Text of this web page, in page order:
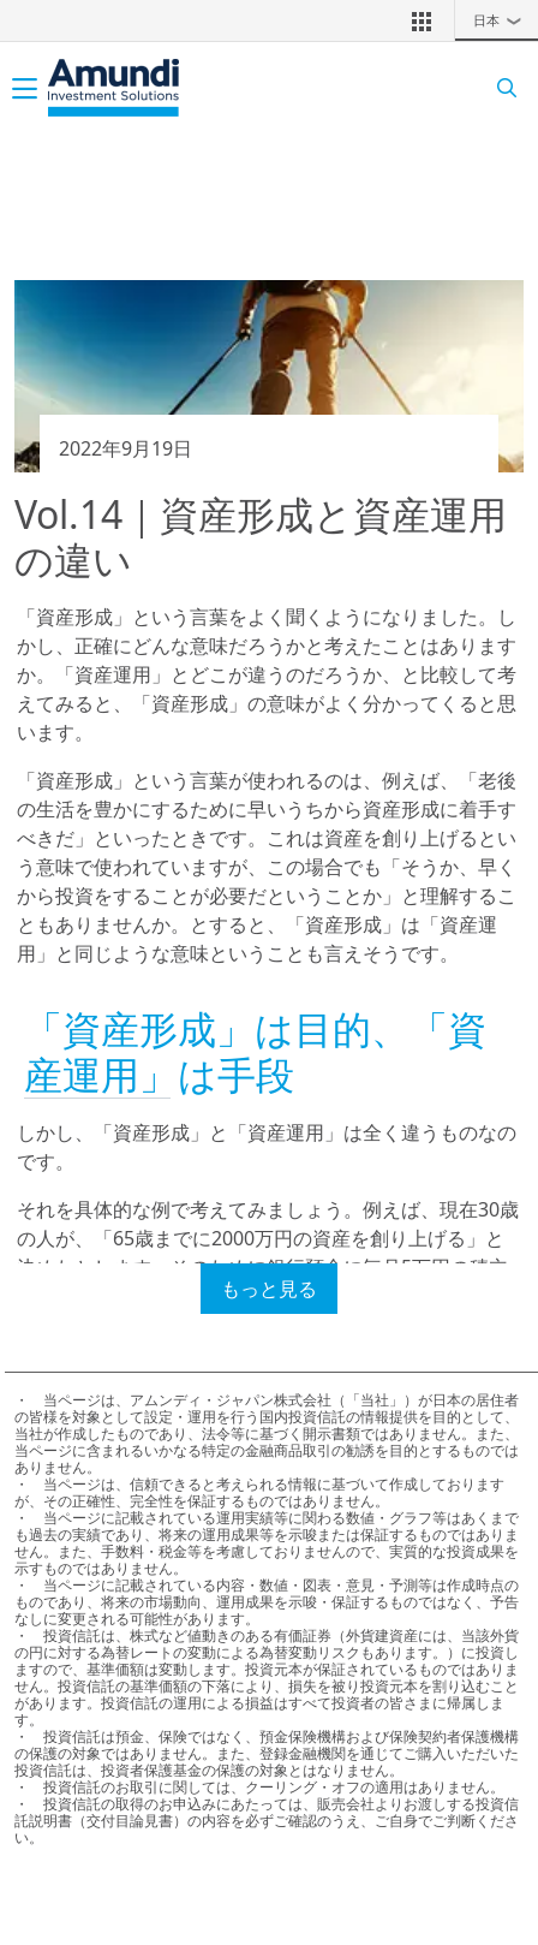
日本 ❯
Toggle navigation
2022年9月19日
Vol.14｜資産形成と資産運用
の違い
「資産形成」という言葉をよく聞くようになりました。し
かし、正確にどんな意味だろうかと考えたことはあります
か。「資産運用」とどこが違うのだろうか、と比較して考
えてみると、「資産形成」の意味がよく分かってくると思
います。
「資産形成」という言葉が使われるのは、例えば、「老後
の生活を豊かにするために早いうちから資産形成に着手す
べきだ」といったときです。これは資産を創り上げるとい
う意味で使われていますが、この場合でも「そうか、早く
から投資をすることが必要だということか」と理解するこ
ともありませんか。とすると、「資産形成」は「資産運
用」と同じような意味ということも言えそうです。
「資産形成」は目的、「資
産運用」は手段
しかし、「資産形成」と「資産運用」は全く違うものなの
です。
それを具体的な例で考えてみましょう。例えば、現在30歳
の人が、「65歳までに2000万円の資産を創り上げる」と
決めたとします。そのために銀行預金に毎月5万円の積立
貯蓄をすれば、金利0％でも65歳に2100万円が積み上げら
しかし、年率3％で運用できる投資信託を使えば、毎月5万
円の積立投資を続けると、65歳時点で積み上がる資産は
3708万円弱になる計算で、「６５歳で3000万円」という
計画は達成できることになります。
ここで分かるのは、65歳までに3000万円の資産を創ると
いった計画は、「資産形成」という目的を指しています。
そして、それを達成するのに使われるのが銀行預金であっ
たり、株式であったり、投資信託であったりという金融手
段なのです。「資産運用」は「資産形成」を達成する一つ
の手段だと考えると分かり易いでしょう。
「資産運用」が有効な「資
産形成」とは
もっと見る
・	当ページは、アムンディ・ジャパン株式会社（「当社」）が日本の居住者
の皆様を対象として設定・運用を行う国内投資信託の情報提供を目的として、
当社が作成したものであり、法令等に基づく開示書類ではありません。また、
当ページに含まれるいかなる特定の金融商品取引の勧誘を目的とするものでは
ありません。
・	当ページは、信頼できると考えられる情報に基づいて作成しております
が、その正確性、完全性を保証するものではありません。
・	当ページに記載されている運用実績等に関わる数値・グラフ等はあくまで
も過去の実績であり、将来の運用成果等を示唆または保証するものではありま
せん。また、手数料・税金等を考慮しておりませんので、実質的な投資成果を
示すものではありません。
・	当ページに記載されている内容・数値・図表・意見・予測等は作成時点の
ものであり、将来の市場動向、運用成果を示唆・保証するものではなく、予告
なしに変更される可能性があります。
・	投資信託は、株式など値動きのある有価証券（外貨建資産には、当該外貨
の円に対する為替レートの変動による為替変動リスクもあります。）に投資し
ますので、基準価額は変動します。投資元本が保証されているものではありま
せん。投資信託の基準価額の下落により、損失を被り投資元本を割り込むこと
があります。投資信託の運用による損益はすべて投資者の皆さまに帰属しま
す。
・	投資信託は預金、保険ではなく、預金保険機構および保険契約者保護機構
の保護の対象ではありません。また、登録金融機関を通じてご購入いただいた
投資信託は、投資者保護基金の保護の対象とはなりません。
・	投資信託のお取引に関しては、クーリング・オフの適用はありません。
・	投資信託の取得のお申込みにあたっては、販売会社よりお渡しする投資信
託説明書（交付目論見書）の内容を必ずご確認のうえ、ご自身でご判断くださ
い。